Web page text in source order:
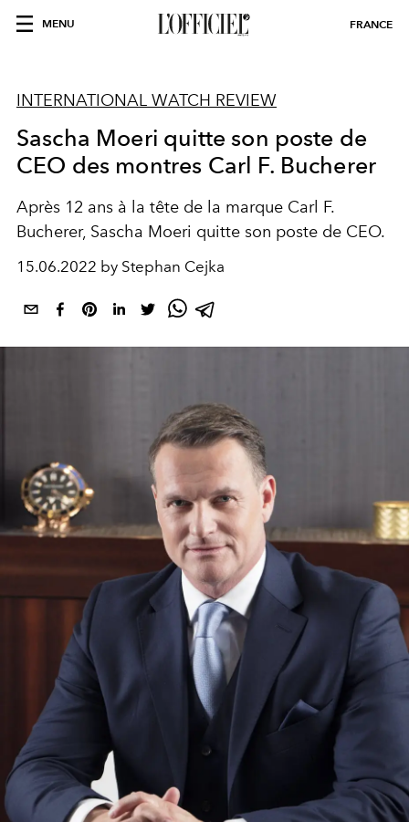
MENU FRANCE
INTERNATIONAL WATCH REVIEW
Sascha Moeri quitte son poste de
CEO des montres Carl F. Bucherer
Après 12 ans à la tête de la marque Carl F.
Bucherer, Sascha Moeri quitte son poste de CEO.
15.06.2022 by Stephan Cejka